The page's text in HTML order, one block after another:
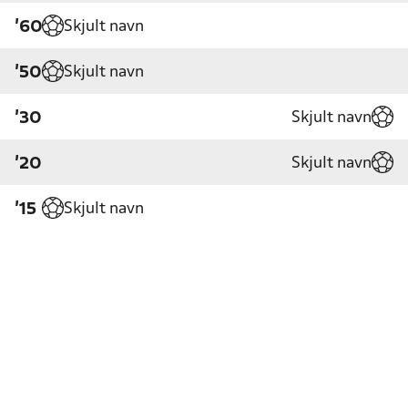
'60 Skjult navn
'50 Skjult navn
'30 Skjult navn
'20 Skjult navn
'15 Skjult navn